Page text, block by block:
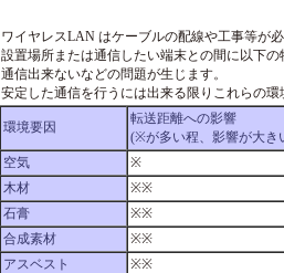
ワイヤレスLAN はケーブルの配線や工事等が
設置場所または通信したい端末との間に以下
通信出来ないなどの問題が生じます。
安定した通信を行うには出来る限りこれらの
環境要因
転送距離への影響
(※が多い程、影響が大き
空気
※
木材
※※
石膏
※※
合成素材
※※
アスベスト
※※